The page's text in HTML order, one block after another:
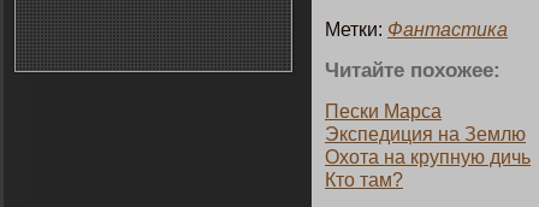
Метки: Фантастика
Читайте пοхожее:
Пески Марса
Экспедиция на Землю
Охота на крупную дичь
Ктο там?